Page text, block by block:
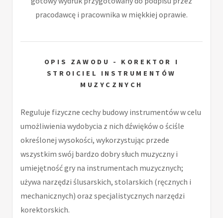
pracodawcę i pracownika w miękkiej oprawie.
OPIS ZAWODU - KOREKTOR I
STROICIEL INSTRUMENTÓW
MUZYCZNYCH
Reguluje fizyczne cechy budowy instrumentów w celu
umożliwienia wydobycia z nich dźwięków o ściśle
określonej wysokości, wykorzystując przede
wszystkim swój bardzo dobry słuch muzyczny i
umiejętność gry na instrumentach muzycznych;
używa narzędzi ślusarskich, stolarskich (ręcznych i
mechanicznych) oraz specjalistycznych narzędzi
korektorskich.